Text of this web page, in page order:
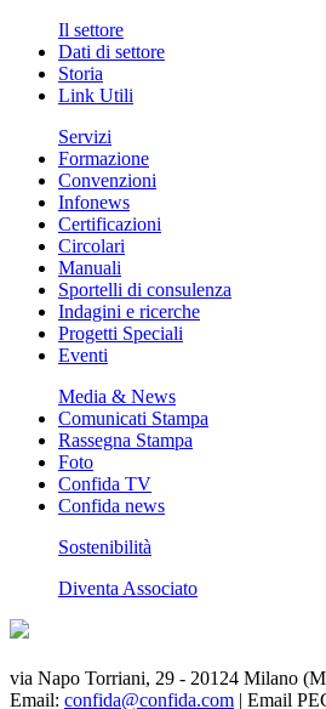
Il settore
Dati di settore
Storia
Link Utili
Servizi
Formazione
Convenzioni
Infonews
Certificazioni
Circolari
Manuali
Sportelli di consulenza
Indagini e ricerche
Progetti Speciali
Eventi
Media & News
Comunicati Stampa
Rassegna Stampa
Foto
Confida TV
Confida news
Sostenibilità
Diventa Associato
via Napo Torriani, 29 - 20124 Milano
Email: confida@confida.com | Email